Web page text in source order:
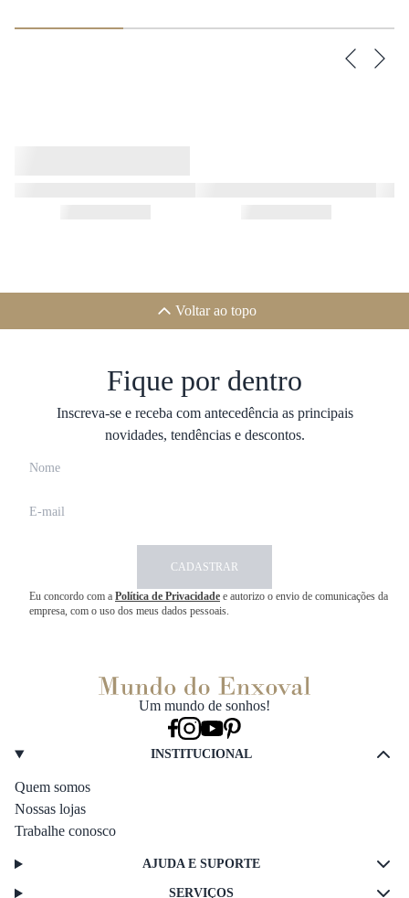
Voltar ao topo
Fique por dentro
Inscreva-se e receba com antecedência as principais
novidades, tendências e descontos.
CADASTRAR
Eu concordo com a Política de Privacidade e autorizo o envio de comunicações da
empresa, com o uso dos meus dados pessoais.
Um mundo de sonhos!
INSTITUCIONAL
Quem somos
Nossas lojas
Trabalhe conosco
AJUDA E SUPORTE
SERVIÇOS